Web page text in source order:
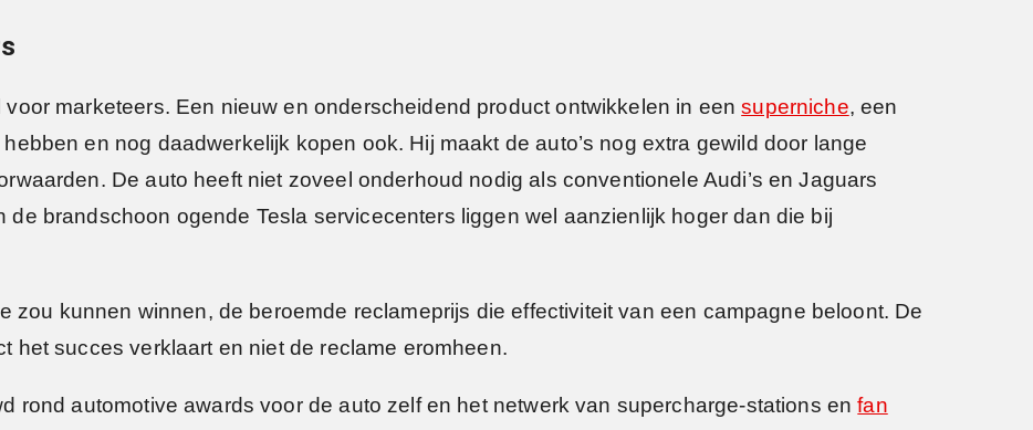
marketeers. Een nieuw en onderscheidend product ontwikkelen in eensuperniche, een
en nog daadwerkelijk kopen ook. Hij maakt de auto’s nog extra gewild door lange
De auto heeft niet zoveel onderhoud nodig als conventionele Audi’s en Jaguars
de brandschoon ogende Tesla servicecenters liggen wel aanzienlijk hoger dan die bij
zou kunnen winnen, de beroemde reclameprijs die effectiviteit van een campagne beloont. De
het succes verklaart en niet de reclame eromheen.
rond automotive awards voor de auto zelf en het netwerk van supercharge-stations enfan